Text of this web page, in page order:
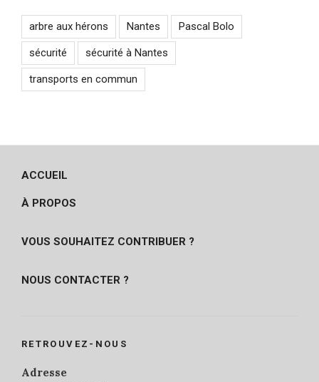
arbre aux hérons Nantes Pascal Bolo
sécurité sécurité à Nantes
transports en commun
ACCUEIL
À PROPOS
VOUS SOUHAITEZ CONTRIBUER ?
NOUS CONTACTER ?
RETROUVEZ-NOUS
Adresse